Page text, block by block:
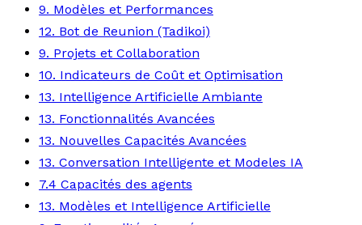
9. Modèles et Performances
12. Bot de Reunion (Tadikoi)
9. Projets et Collaboration
10. Indicateurs de Coût et Optimisation
13. Intelligence Artificielle Ambiante
13. Fonctionnalités Avancées
13. Nouvelles Capacités Avancées
13. Conversation Intelligente et Modeles IA
7.4 Capacités des agents
13. Modèles et Intelligence Artificielle